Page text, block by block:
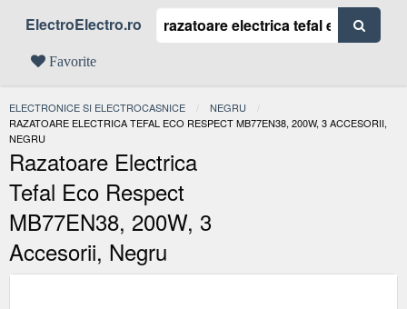
ElectroElectro.ro
Favorite
ELECTRONICE SI ELECTROCASNICE
NEGRU
ACTUAL:
RAZATOARE ELECTRICA TEFAL ECO RESPECT MB77EN38, 200W, 3 ACCESORII,
NEGRU
Razatoare Electrica
Tefal Eco Respect
MB77EN38, 200W, 3
Accesorii, Negru